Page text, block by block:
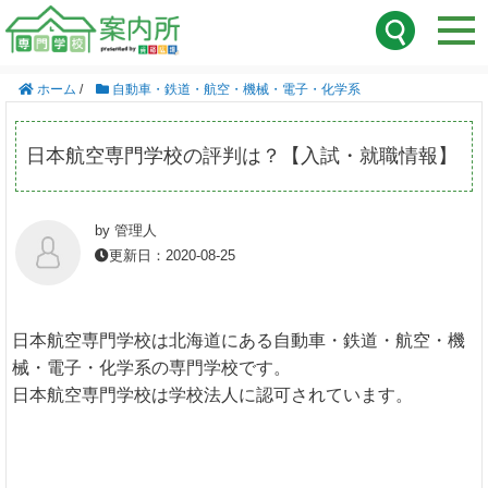
ホーム / 自動車・鉄道・航空・機械・電子・化学系
日本航空専門学校の評判は？【入試・就職情報】
by 管理人
更新日：2020-08-25
日本航空専門学校は北海道にある自動車・鉄道・航空・機
械・電子・化学系の専門学校です。
日本航空専門学校は学校法人に認可されています。